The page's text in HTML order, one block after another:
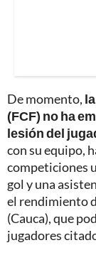
De momento,
(FCF) no ha
lesión del
con su equipo,
competiciones
gol y una
el rendimiento
(Cauca), que
jugadores